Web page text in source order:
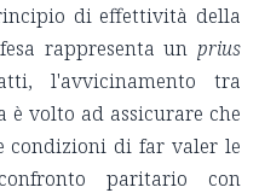
di effettività della
rappresenta un prius
l'avvicinamento tra
è volto ad assicurare che
condizioni di far valer le
paritario con